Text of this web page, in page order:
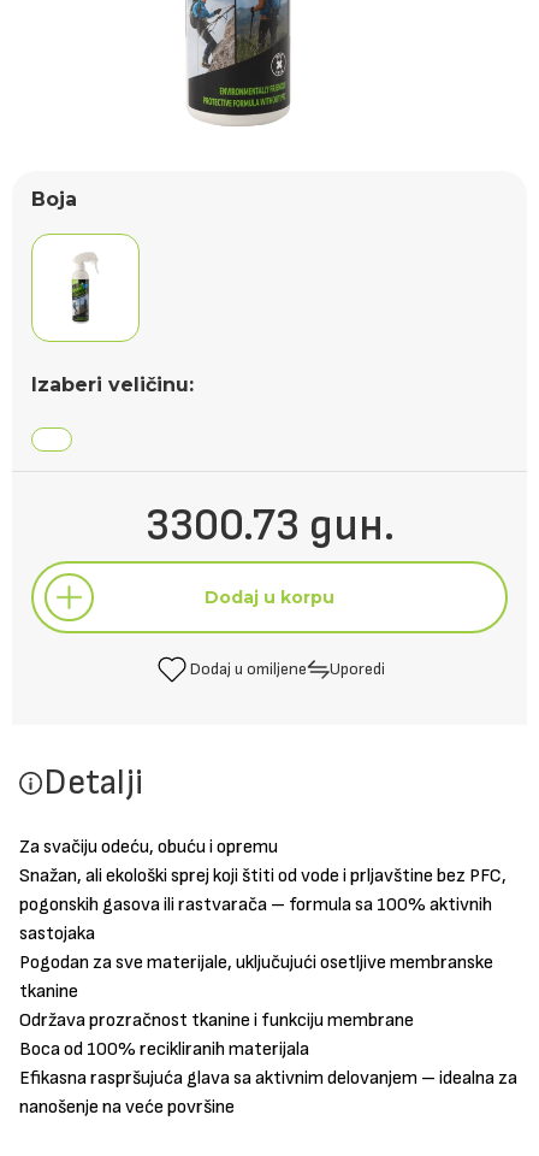
Boja
Izaberi veličinu:
3300.73 дин.
Dodaj u korpu
Dodaj u omiljene Uporedi
Detalji
Za svačiju odeću, obuću i opremu
Snažan, ali ekološki sprej koji štiti od vode i prljavštine bez PFC,
pogonskih gasova ili rastvarača – formula sa 100% aktivnih
sastojaka
Pogodan za sve materijale, uključujući osetljive membranske
tkanine
Održava prozračnost tkanine i funkciju membrane
Boca od 100% recikliranih materijala
Efikasna raspršujuća glava sa aktivnim delovanjem – idealna za
nanošenje na veće površine